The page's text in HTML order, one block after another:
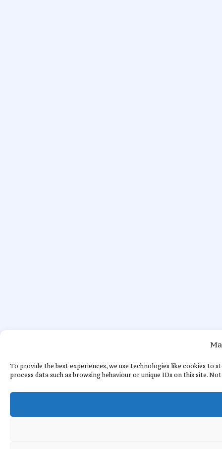
To provide the best experiences, we use technologies like cookies
process data such as browsing behaviour or unique IDs on this site.